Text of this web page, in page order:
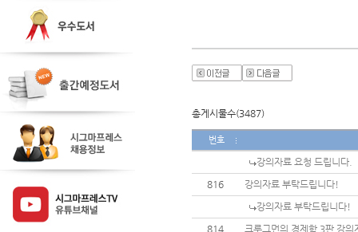
총게시물수(3487)
번호
강의자료 요청 드립니다.
816
강의자료 부탁드립니다!
강의자료 부탁드립니다!
814
크루그먼의 경제학 3판 강의